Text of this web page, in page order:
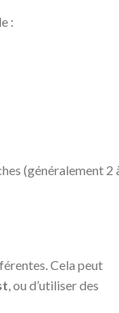
:
(généralement 2
Cela peut
, ou d’utiliser des